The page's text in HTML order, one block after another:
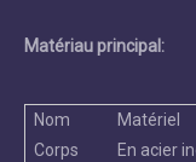
Matériau principal:
Nom
Matériel
Corps
En acier